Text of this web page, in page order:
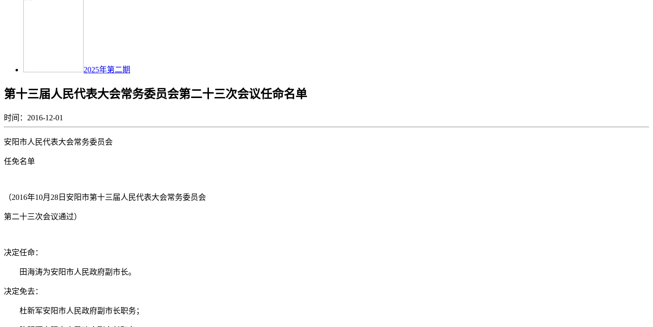
2025年第二期
第十三届人民代表大会常务委员会第二十三次会议任命名单
时间：2016-12-01
安阳市人民代表大会常务委员会
任免名单
（2016年10月28日安阳市第十三届人民代表大会常务委员会
第二十三次会议通过）
决定任命：
田海涛为安阳市人民政府副市长。
决定免去：
杜新军安阳市人民政府副市长职务；